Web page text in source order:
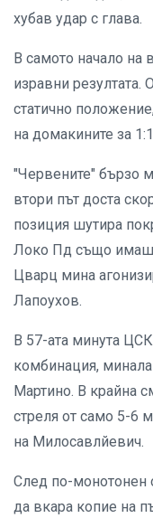
хубав удар с глава.
В самото начало на
изравни резултата.
статично
на домакините за
"Червените" бързо
втори път доста
позиция шутира
Локо Пд също
Цварц мина
Лапоухов.
В 57-ата минута
комбинация,
Мартино. В крайна
стреля от само 5-6
на Милосавлйевич.
След по-
да вкара копие на